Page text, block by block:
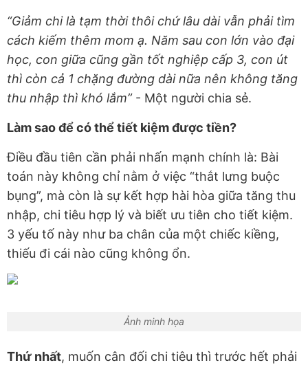
“Giảm chi là tạm thời thôi chứ lâu dài vẫn phải tìm
cách kiếm thêm mom ạ. Năm sau con lớn vào đại
học, con giữa cũng gần tốt nghiệp cấp 3, con út
thì còn cả 1 chặng đường dài nữa nên không tăng
thu nhập thì khó lắm”- Một người chia sẻ.
Làm sao để có thể tiết kiệm được tiền?
Điều đầu tiên cần phải nhấn mạnh chính là: Bài
toán này không chỉ nằm ở việc “thắt lưng buộc
bụng”, mà còn là sự kết hợp hài hòa giữa tăng thu
nhập, chi tiêu hợp lý và biết ưu tiên cho tiết kiệm.
3 yếu tố này như ba chân của một chiếc kiềng,
thiếu đi cái nào cũng không ổn.
Ảnh minh họa
Thứ nhất, muốn cân đối chi tiêu thì trước hết phải